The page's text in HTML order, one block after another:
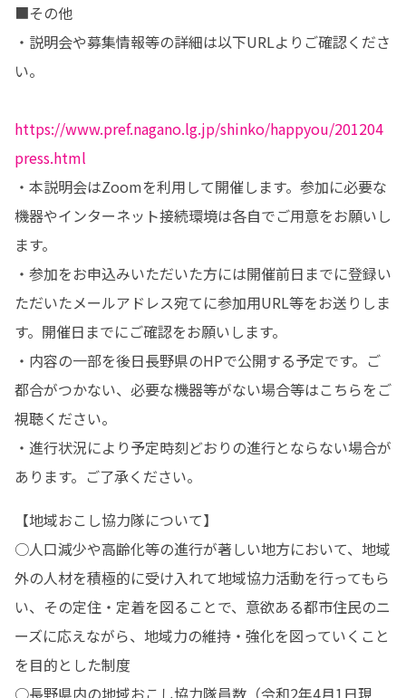
■その他
・説明会や募集情報等の詳細は以下URLよりご確認くださ
い。
https://www.pref.nagano.lg.jp/shinko/happyou/201204
press.html
・本説明会はZoomを利用して開催します。参加に必要な
機器やインターネット接続環境は各自でご用意をお願いし
ます。
・参加をお申込みいただいた方には開催前日までに登録い
ただいたメールアドレス宛てに参加用URL等をお送りしま
す。開催日までにご確認をお願いします。
・内容の一部を後日長野県のHPで公開する予定です。ご
都合がつかない、必要な機器等がない場合等はこちらをご
視聴ください。
・進行状況により予定時刻どおりの進行とならない場合が
あります。ご了承ください。
【地域おこし協力隊について】
○人口減少や高齢化等の進行が著しい地方において、地域
外の人材を積極的に受け入れて地域協力活動を行ってもら
い、その定住・定着を図ることで、意欲ある都市住民のニ
ーズに応えながら、地域力の維持・強化を図っていくこと
を目的とした制度
○長野県内の地域おこし協力隊員数（令和2年4月1日現